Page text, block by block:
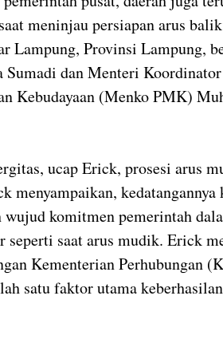
meninjau persiapan arus
Lampung, Provinsi Lampung,
Sumadi dan Menteri
Kebudayaan (Menko PMK)
ucap Erick, prosesi arus
menyampaikan, kedatangannya
wujud komitmen pemerintah
seperti saat arus mudik. Erick
Kementerian Perhubungan
satu faktor utama